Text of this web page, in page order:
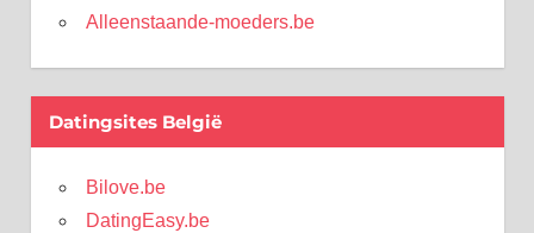
Alleenstaande-moeders.be
Datingsites België
Bilove.be
DatingEasy.be